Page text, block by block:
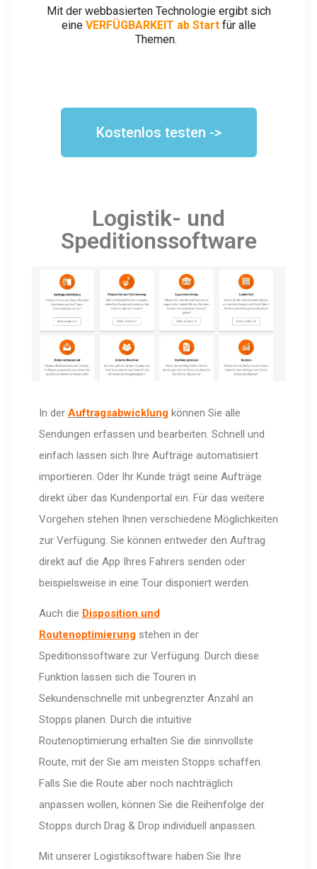
Mit der webbasierten Technologie ergibt sich
eine VERFÜGBARKEIT ab Startfür alle
Themen.
Kostenlos testen ->
Logistik- und
Speditionssoftware
In der Auftragsabwicklungkönnen Sie alle
Sendungen erfassen und bearbeiten. Schnell und
einfach lassen sich Ihre Aufträge automatisiert
importieren. Oder Ihr Kunde trägt seine Aufträge
direkt über das Kundenportal ein. Für das weitere
Vorgehen stehen Ihnen verschiedene Möglichkeiten
zur Verfügung. Sie können entweder den Auftrag
direkt auf die App Ihres Fahrers senden oder
beispielsweise in eine Tour disponiert werden.
Auch die Disposition und
Routenoptimierungstehen in der
Speditionssoftware zur Verfügung. Durch diese
Funktion lassen sich die Touren in
Sekundenschnelle mit unbegrenzter Anzahl an
Stopps planen. Durch die intuitive
Routenoptimierung erhalten Sie die sinnvollste
Route, mit der Sie am meisten Stopps schaffen.
Falls Sie die Route aber noch nachträglich
anpassen wollen, können Sie die Reihenfolge der
Stopps durch Drag & Drop individuell anpassen.
Mit unserer Logistiksoftware haben Sie Ihre